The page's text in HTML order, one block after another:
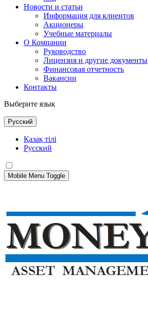
Новости и статьи
Информация для клиентов
Акционеры
Учебные материалы
О Компании
Руководство
Лицензия и другие документы
Финансовая отчетность
Вакансии
Контакты
Выберите язык
Русский
Қазақ тілі
Русский
Mobile Menu Toggle